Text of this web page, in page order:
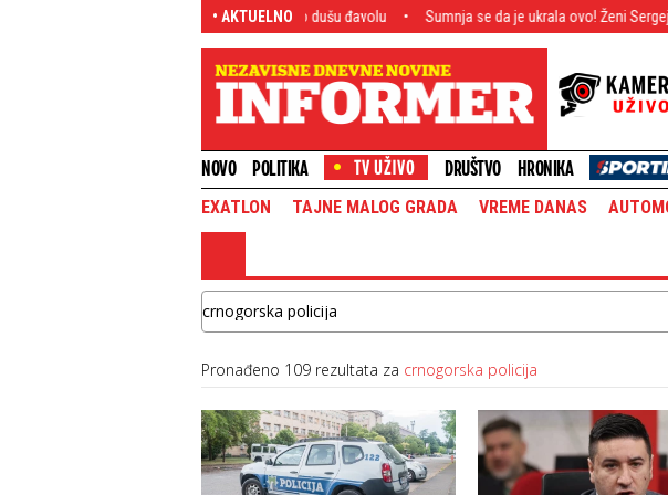
• AKTUELNO
Kako je Đani Infantino prodao dušu đavolu Sumnja se da je ukrala ovo! Ženi Sergeja Trifunovića
NOVO POLITIKA DRUŠTVO HRONIKA
EXATLON TAJNE MALOG GRADA VREME DANAS
Pronađeno 109 rezultata za crnogorska policija